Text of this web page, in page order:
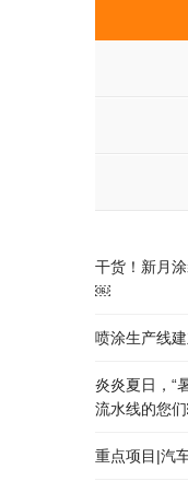
干货！新月
￼
喷涂生产线
炎炎夏日，“
流水线的您
重点项目|汽